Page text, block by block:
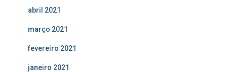
abril 2021
março 2021
fevereiro 2021
janeiro 2021